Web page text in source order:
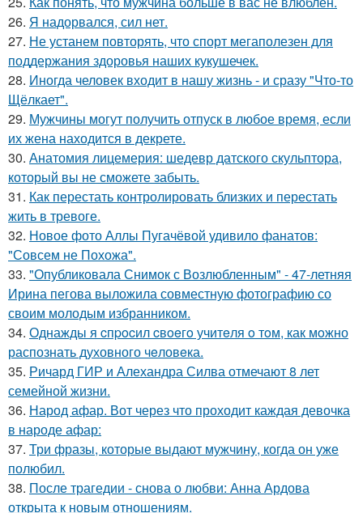
26. Я надорвался, сил нет.
27. Не устанем повторять, что спорт мегаполезен для
поддержания здоровья наших кукушечек.
28. Иногда человек входит в нашу жизнь - и сразу "Что-то
Щёлкает".
29. Мужчины могут получить отпуск в любое время, если
их жена находится в декрете.
30. Анатомия лицемерия: шедевр датского скульптора,
который вы не сможете забыть.
31. Как перестать контролировать близких и перестать
жить в тревоге.
32. Новое фото Аллы Пугачёвой удивило фанатов:
"Совсем не Похожа".
33. "Опубликовала Снимок с Возлюбленным" - 47-летняя
Ирина пегова выложила совместную фотографию со
своим молодым избранником.
34. Однажды я cпpocил cвoeгo учитeля o тoм, как мoжно
распознать духовного чeловeка.
35. Ричард ГИР и Алехандра Силва отмечают 8 лет
семейной жизни.
36. Народ афар. Вот через что проходит каждая девочка
в народе афар:
37. Три фразы, которые выдают мужчину, когда он уже
полюбил.
38. После трагедии - снова о любви: Анна Ардова
открыта к новым отношениям.